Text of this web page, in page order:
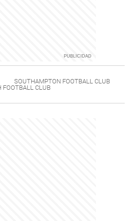
SOUTHAMPTON FOOTBALL CLUB
FOOTBALL CLUB